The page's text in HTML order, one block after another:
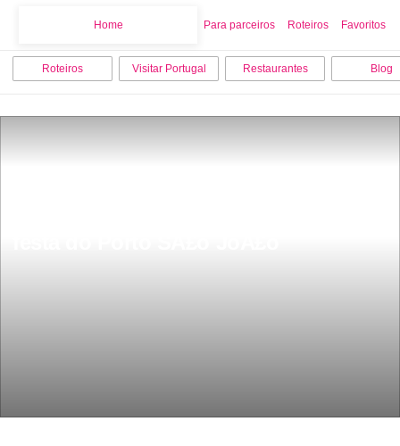
Home Para parceiros Roteiros Favoritos
Roteiros Visitar Portugal Restaurantes Blog